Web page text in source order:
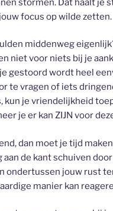
stormen. Dat haalt je
focus op wilde zetten.
middenweg
niet voor niets bij je
gestoord wordt heel
te vragen of iets
kun je vriendelijkheid
je er kan ZIJN voor
dan moet je tijd
aan de kant schuiven
ondertussen jouw rust
manier kan